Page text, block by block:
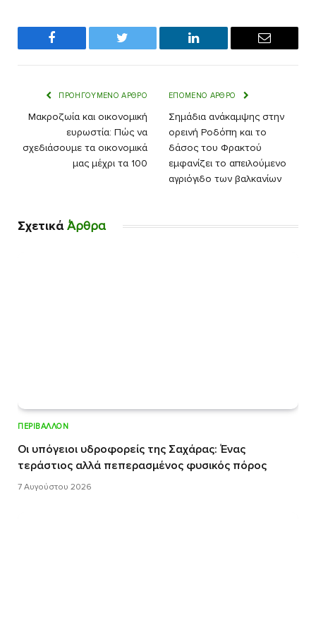
Facebook Twitter LinkedIn Email
ΠΡΟΗΓΟΎΜΕΝΟ ΆΡΘΡΟ
Μακροζωία και οικονομική
ευρωστία: Πώς να
σχεδιάσουμε τα οικονομικά
μας μέχρι τα 100
ΕΠΌΜΕΝΟ ΆΡΘΡΟ
Σημάδια ανάκαμψης στην
ορεινή Ροδόπη και το
δάσος του Φρακτού
εμφανίζει το απειλούμενο
αγριόγιδο των βαλκανίων
ΣχετικάΆρθρα
ΠΕΡΙΒΆΛΛΟΝ
Οι υπόγειοι υδροφορείς της Σαχάρας: Ένας
τεράστιος αλλά πεπερασμένος φυσικός πόρος
7 Αυγούστου 2026